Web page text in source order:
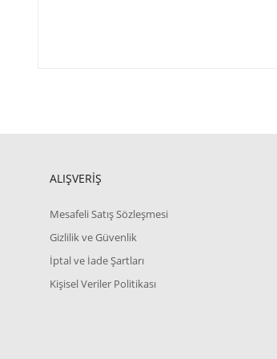
ALIŞVERİŞ
Mesafeli Satış Sözleşmesi
Gizlilik ve Güvenlik
İptal ve İade Şartları
Kişisel Veriler Politikası